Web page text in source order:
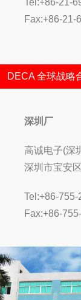
Tel:+86-21-
Fax:+86-21-
DECA 全球战略
深圳厂
高诚电子(深
深圳市宝安
Tel:+86-
Fax:+86-